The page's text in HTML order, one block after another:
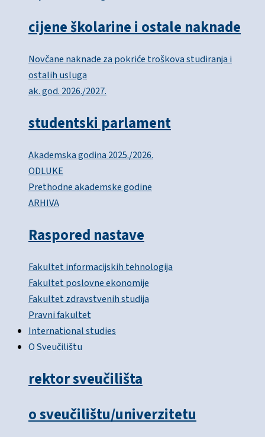
cijene školarine i ostale naknade
Novčane naknade za pokriće troškova studiranja i
ostalih usluga
ak. god. 2026./2027.
studentski parlament
Akademska godina 2025./2026.
ODLUKE
Prethodne akademske godine
ARHIVA
Raspored nastave
Fakultet informacijskih tehnologija
Fakultet poslovne ekonomije
Fakultet zdravstvenih studija
Pravni fakultet
International studies
O Sveučilištu
rektor sveučilišta
o sveučilištu/univerzitetu